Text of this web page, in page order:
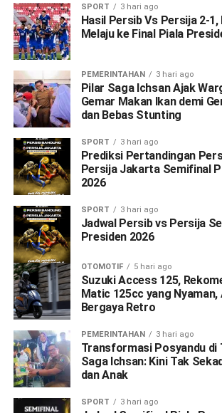
SPORT 3 hari ago
Hasil Persib Vs Persija 2-1,
Melaju ke Final Piala
PEMERINTAHAN 3 hari ago
Pilar Saga Ichsan Ajak
Gemar Makan Ikan demi
dan Bebas Stunting
SPORT 3 hari ago
Prediksi Pertandingan
Persija Jakarta Semifinal
2026
SPORT 3 hari ago
Jadwal Persib vs Persija
Presiden 2026
OTOMOTIF 5 hari ago
Suzuki Access 125,
Matic 125cc yang Nyaman,
Bergaya Retro
PEMERINTAHAN 3 hari ago
Transformasi Posyandu di
Saga Ichsan: Kini Tak
dan Anak
SPORT 3 hari ago